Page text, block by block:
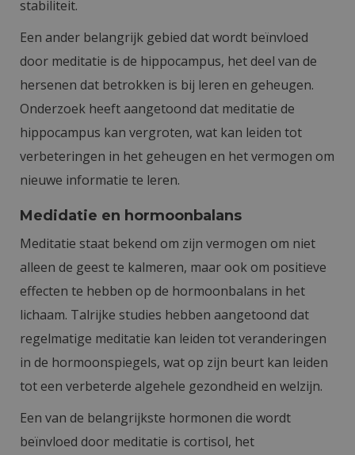
stabiliteit.
Een ander belangrijk gebied dat wordt beïnvloed
door meditatie is de hippocampus, het deel van de
hersenen dat betrokken is bij leren en geheugen.
Onderzoek heeft aangetoond dat meditatie de
hippocampus kan vergroten, wat kan leiden tot
verbeteringen in het geheugen en het vermogen om
nieuwe informatie te leren.
Medidatie en hormoonbalans
Meditatie staat bekend om zijn vermogen om niet
alleen de geest te kalmeren, maar ook om positieve
effecten te hebben op de hormoonbalans in het
lichaam. Talrijke studies hebben aangetoond dat
regelmatige meditatie kan leiden tot veranderingen
in de hormoonspiegels, wat op zijn beurt kan leiden
tot een verbeterde algehele gezondheid en welzijn.
Een van de belangrijkste hormonen die wordt
beïnvloed door meditatie is cortisol, het